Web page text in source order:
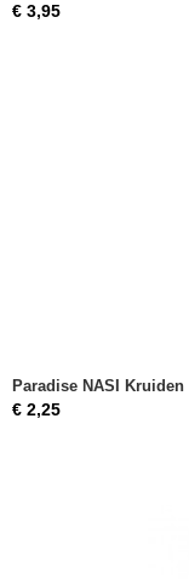
€ 3,95
Paradise NASI Kruiden
€ 2,25